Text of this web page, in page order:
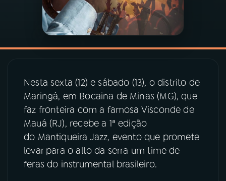
PODCASTS
VIDEOCASTS
PRÊMIO RÁDIO MEC
ACOMPANHE A RÁDIO MEC
YouTube Facebook
Nesta sexta (12) e sábado (13), o distrito de
Maringá, em Bocaina de Minas (MG), que
faz fronteira com a famosa Visconde de
Mauá (RJ), recebe a 1ª edição
do Mantiqueira Jazz, evento que promete
levar para o alto da serra um time de
feras do instrumental brasileiro.